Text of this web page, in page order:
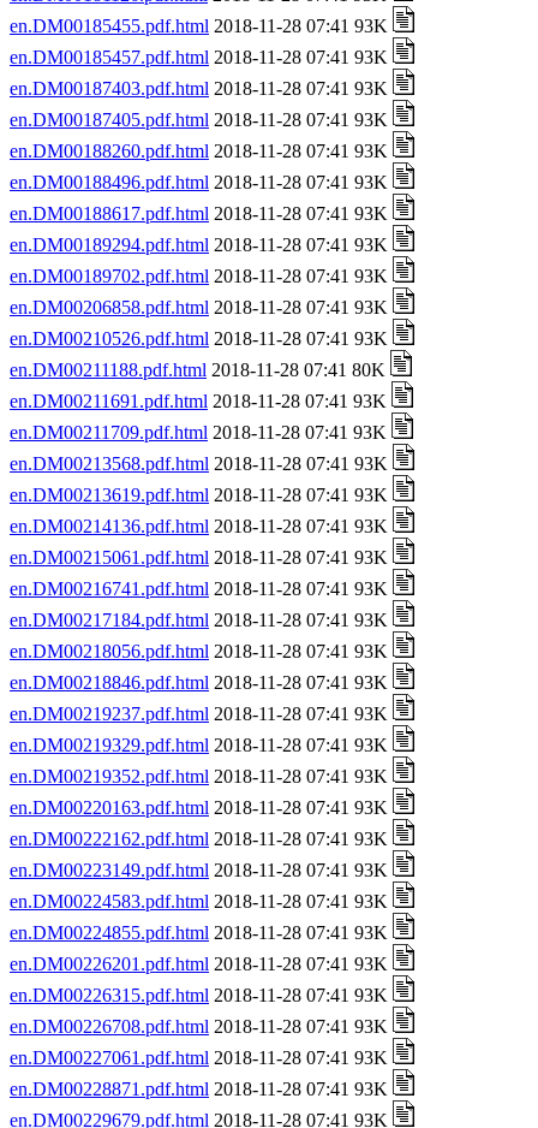
en.DM00185455.pdf.html 2018-11-28 07:41 93K
en.DM00185457.pdf.html 2018-11-28 07:41 93K
en.DM00187403.pdf.html 2018-11-28 07:41 93K
en.DM00187405.pdf.html 2018-11-28 07:41 93K
en.DM00188260.pdf.html 2018-11-28 07:41 93K
en.DM00188496.pdf.html 2018-11-28 07:41 93K
en.DM00188617.pdf.html 2018-11-28 07:41 93K
en.DM00189294.pdf.html 2018-11-28 07:41 93K
en.DM00189702.pdf.html 2018-11-28 07:41 93K
en.DM00206858.pdf.html 2018-11-28 07:41 93K
en.DM00210526.pdf.html 2018-11-28 07:41 93K
en.DM00211188.pdf.html 2018-11-28 07:41 80K
en.DM00211691.pdf.html 2018-11-28 07:41 93K
en.DM00211709.pdf.html 2018-11-28 07:41 93K
en.DM00213568.pdf.html 2018-11-28 07:41 93K
en.DM00213619.pdf.html 2018-11-28 07:41 93K
en.DM00214136.pdf.html 2018-11-28 07:41 93K
en.DM00215061.pdf.html 2018-11-28 07:41 93K
en.DM00216741.pdf.html 2018-11-28 07:41 93K
en.DM00217184.pdf.html 2018-11-28 07:41 93K
en.DM00218056.pdf.html 2018-11-28 07:41 93K
en.DM00218846.pdf.html 2018-11-28 07:41 93K
en.DM00219237.pdf.html 2018-11-28 07:41 93K
en.DM00219329.pdf.html 2018-11-28 07:41 93K
en.DM00219352.pdf.html 2018-11-28 07:41 93K
en.DM00220163.pdf.html 2018-11-28 07:41 93K
en.DM00222162.pdf.html 2018-11-28 07:41 93K
en.DM00223149.pdf.html 2018-11-28 07:41 93K
en.DM00224583.pdf.html 2018-11-28 07:41 93K
en.DM00224855.pdf.html 2018-11-28 07:41 93K
en.DM00226201.pdf.html 2018-11-28 07:41 93K
en.DM00226315.pdf.html 2018-11-28 07:41 93K
en.DM00226708.pdf.html 2018-11-28 07:41 93K
en.DM00227061.pdf.html 2018-11-28 07:41 93K
en.DM00228871.pdf.html 2018-11-28 07:41 93K
en.DM00229679.pdf.html 2018-11-28 07:41 93K